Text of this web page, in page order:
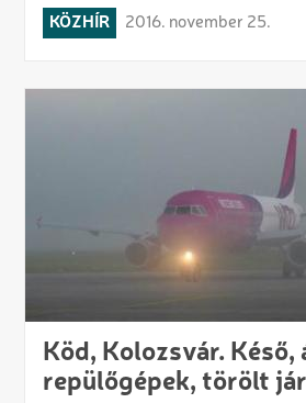
KÖZHÍR 2016. november 25.
Köd, Kolozsvár.
repülőgépek, törölt